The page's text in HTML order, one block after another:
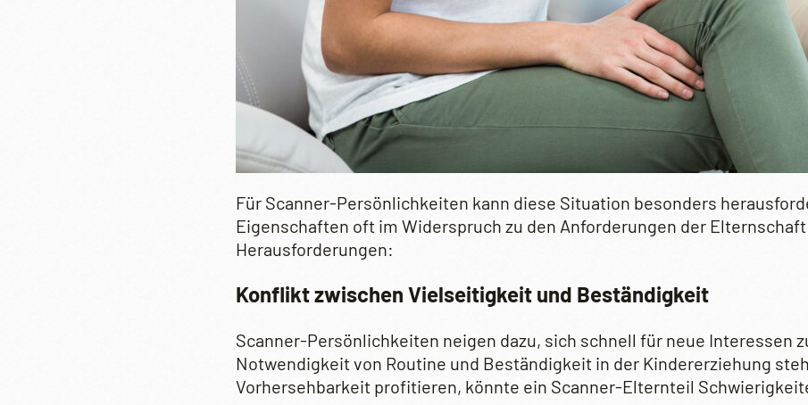
Für Scanner-Persönlichkeiten kann diese Situation besonders
Eigenschaften oft im Widerspruch zu den Anforderungen der
Herausforderungen:
Konflikt zwischen Vielseitigkeit und Beständigkeit
Scanner-Persönlichkeiten neigen dazu, sich schnell für neue Interessen
Notwendigkeit von Routine und Beständigkeit in der Kindererziehung
Vorhersehbarkeit profitieren, könnte ein Scanner-Elternteil